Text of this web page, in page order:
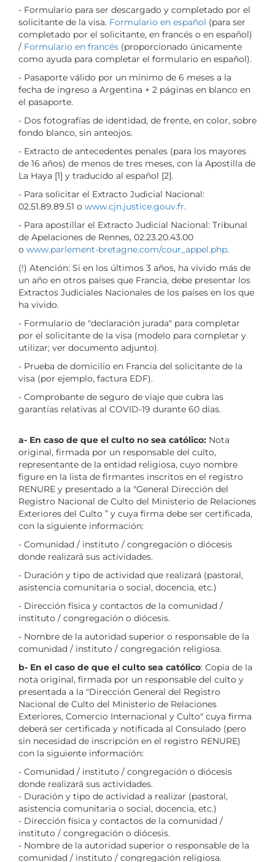
- Formulario para ser descargado y completado por el
solicitante de la visa. Formulario en español (para ser
completado por el solicitante, en francés o en español)
/ Formulario en francés (proporcionado únicamente
como ayuda para completar el formulario en español).
- Pasaporte válido por un mínimo de 6 meses a la
fecha de ingreso a Argentina + 2 páginas en blanco en
el pasaporte.
- Dos fotografías de identidad, de frente, en color, sobre
fondo blanco, sin anteojos.
- Extracto de antecedentes penales (para los mayores
de 16 años) de menos de tres meses, con la Apostilla de
La Haya [1] y traducido al español [2].
- Para solicitar el Extracto Judicial Nacional:
02.51.89.89.51 o www.cjn.justice.gouv.fr.
- Para apostillar el Extracto Judicial Nacional: Tribunal
de Apelaciones de Rennes, 02.23.20.43.00
o www.parlement-bretagne.com/cour_appel.php.
(!) Atención: Si en los últimos 3 años, ha vivido más de
un año en otros países que Francia, debe presentar los
Extractos Judiciales Nacionales de los países en los que
ha vivido.
- Formulario de "declaración jurada" para completar
por el solicitante de la visa (modelo para completar y
utilizar; ver documento adjunto).
- Prueba de domicilio en Francia del solicitante de la
visa (por ejemplo, factura EDF).
- Comprobante de seguro de viaje que cubra las
garantías relativas al COVID-19 durante 60 días.
a- En caso de que el culto no sea católico: Nota
original, firmada por un responsable del culto,
representante de la entidad religiosa, cuyo nombre
figure en la lista de firmantes inscritos en el registro
RENURE y presentado a la "General Dirección del
Registro Nacional de Culto del Ministerio de Relaciones
Exteriores del Culto ” y cuya firma debe ser certificada,
con la siguiente información:
- Comunidad / instituto / congregación o diócesis
donde realizará sus actividades.
- Duración y tipo de actividad que realizará (pastoral,
asistencia comunitaria o social, docencia, etc.)
- Dirección física y contactos de la comunidad /
instituto / congregación o diócesis.
- Nombre de la autoridad superior o responsable de la
comunidad / instituto / congregación religiosa.
b- En el caso de que el culto sea católico: Copia de la
nota original, firmada por un responsable del culto y
presentada a la "Dirección General del Registro
Nacional de Culto del Ministerio de Relaciones
Exteriores, Comercio Internacional y Culto" cuya firma
deberá ser certificada y notificada al Consulado (pero
sin necesidad de inscripción en el registro RENURE)
con la siguiente información:
- Comunidad / instituto / congregación o diócesis
donde realizará sus actividades.
- Duración y tipo de actividad a realizar (pastoral,
asistencia comunitaria o social, docencia, etc.)
- Dirección física y contactos de la comunidad /
instituto / congregación o diócesis.
- Nombre de la autoridad superior o responsable de la
comunidad / instituto / congregación religiosa.